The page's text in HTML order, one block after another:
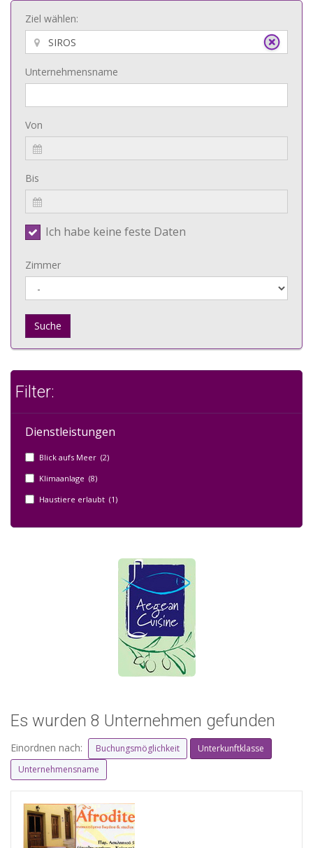
Ziel wählen:
Unternehmensname
Von
Bis
Ich habe keine feste Daten
Zimmer
Suche
Filter:
Dienstleistungen
Blick aufs Meer (2)
Klimaanlage (8)
Haustiere erlaubt (1)
Es wurden 8 Unternehmen gefunden
Einordnen nach: Buchungsmöglichkeit
Unterkunftklasse
Unternehmensname